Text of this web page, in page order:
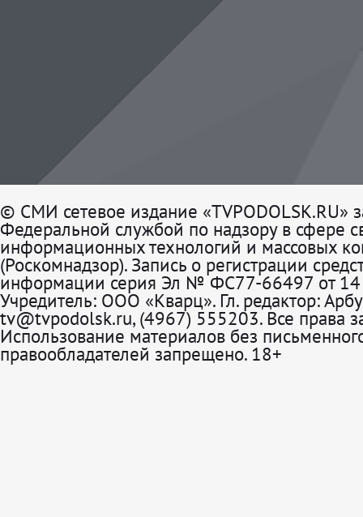
© СМИ сетевое издание «TVPODOLSK.RU»
Федеральной службой по надзору в сфере
информационных технологий и массовых
(Роскомнадзор). Запись о регистрации
информации серия Эл № ФС77-66497 от 14
Учредитель: ООО «Кварц». Гл. редактор:
tv@tvpodolsk.ru, (4967) 555203. Все права
Использование материалов без
правообладателей запрещено. 18+